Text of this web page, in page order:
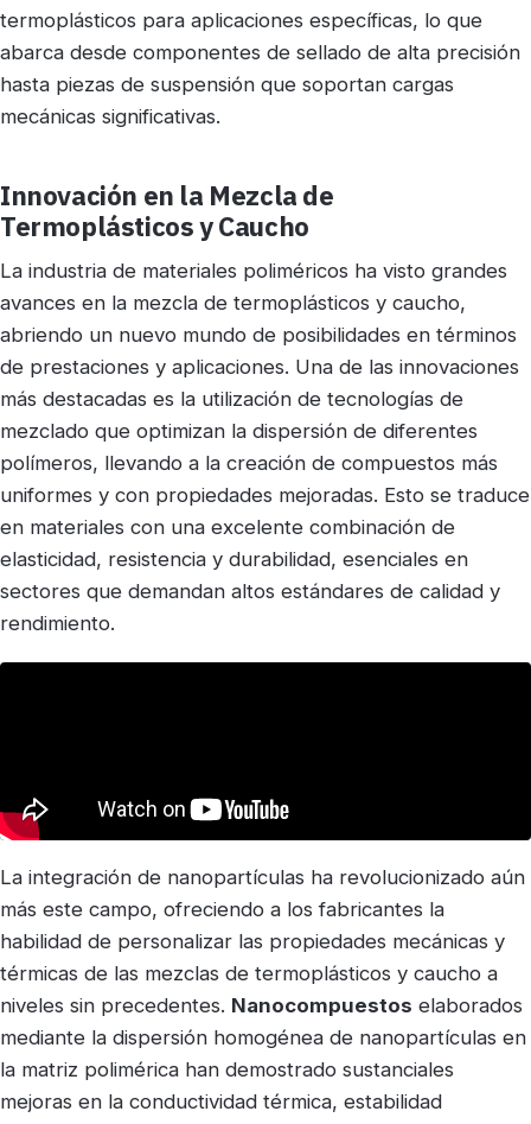
termoplásticos para aplicaciones específicas, lo que
abarca desde componentes de sellado de alta precisión
hasta piezas de suspensión que soportan cargas
mecánicas significativas.
Innovación en la Mezcla de
Termoplásticos y Caucho
La industria de materiales poliméricos ha visto grandes
avances en la mezcla de termoplásticos y caucho,
abriendo un nuevo mundo de posibilidades en términos
de prestaciones y aplicaciones. Una de las innovaciones
más destacadas es la utilización de tecnologías de
mezclado que optimizan la dispersión de diferentes
polímeros, llevando a la creación de compuestos más
uniformes y con propiedades mejoradas. Esto se traduce
en materiales con una excelente combinación de
elasticidad, resistencia y durabilidad, esenciales en
sectores que demandan altos estándares de calidad y
rendimiento.
La integración de nanopartículas ha revolucionizado aún
más este campo, ofreciendo a los fabricantes la
habilidad de personalizar las propiedades mecánicas y
térmicas de las mezclas de termoplásticos y caucho a
niveles sin precedentes. Nanocompuestos elaborados
mediante la dispersión homogénea de nanopartículas en
la matriz polimérica han demostrado sustanciales
mejoras en la conductividad térmica, estabilidad